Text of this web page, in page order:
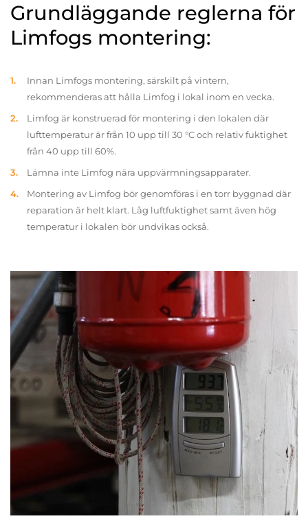
Grundläggande reglerna för
Limfogs montering:
Innan Limfogs montering, särskilt på vintern,
rekommenderas att hålla Limfog i lokal inom en vecka.
Limfog är konstruerad för montering i den lokalen där
lufttemperatur är från 10 upp till 30 °C och relativ fuktighet
från 40 upp till 60%.
Lämna inte Limfog nära uppvärmningsapparater.
Montering av Limfog bör genomföras i en torr byggnad där
reparation är helt klart. Låg luftfuktighet samt även hög
temperatur i lokalen bör undvikas också.